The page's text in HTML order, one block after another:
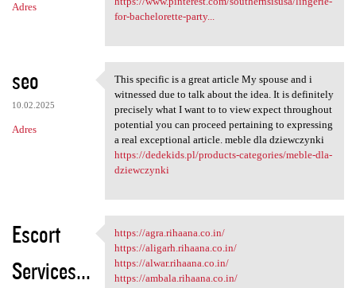
Adres
for-bachelorette-party...
seo
10.02.2025
Adres
This specific is a great
This specific is a great article My spouse and i
witnessed due to talk about the idea. It is definitely
precisely what I want to to view expect throughout
potential you can proceed pertaining to expressing
a real exceptional article. meble dla dziewczynki
https://dedekids.pl/products-categories/meble-dla-
dziewczynki
Escort
Services...
https://agra.rihaana.co.in/
https://agra.rihaana.co.in/
https://aligarh.rihaana.co.in/
https://alwar.rihaana.co.in/
https://ambala.rihaana.co.in/